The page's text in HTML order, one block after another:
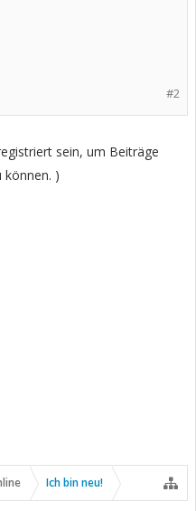
#2
sein, um Beiträge
können. )
Ich bin neu!